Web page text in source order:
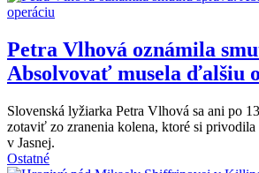
Petra Vlhová oznámila
Absolvovať musela ďalšiu
Slovenská lyžiarka Petra Vlhová sa ani po
zotaviť zo zranenia kolena, ktoré si privodila
v Jasnej.
Ostatné